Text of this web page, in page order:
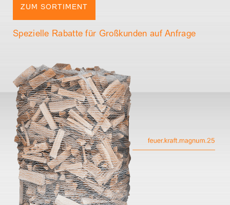
ZUM SORTIMENT
Spezielle Rabatte für Großkunden auf Anfrage